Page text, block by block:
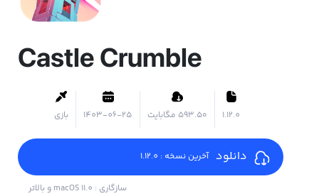
Castle Crumble
1.12.0 ۵۹۳.۵۰ مگابایت 1403-06-25 بازی
دانلود آخرین نسخه : 1.12.0
سازگاری : macOS 11.0 و بالاتر